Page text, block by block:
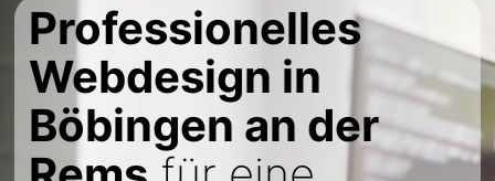
Professionelles
Webdesign in
Böbingen an der